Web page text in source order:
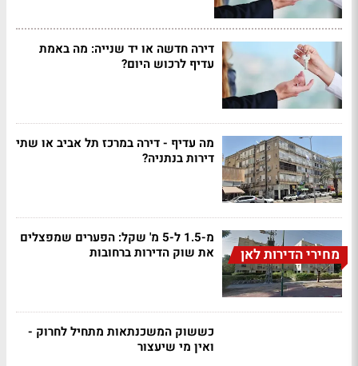
דירה חדשה או יד שנייה: מה באמת
עדיף לרכוש היום?
מה עדיף - דירה במרכז תל אביב או שתי
דירות בנתניה?
מחירי הדירות לאן
מ-1.5 ל-5 מ' שקל: הפערים שמפצלים
את שוק הדירות ברחובות
כששוק המשכנתאות מתחיל לחרוק -
ואין מי שיעצור